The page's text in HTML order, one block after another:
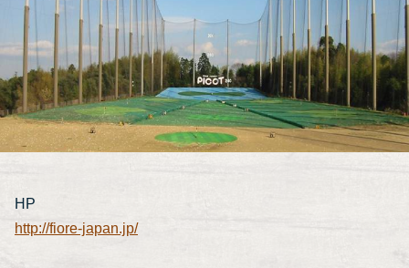
HP
http://fiore-japan.jp/